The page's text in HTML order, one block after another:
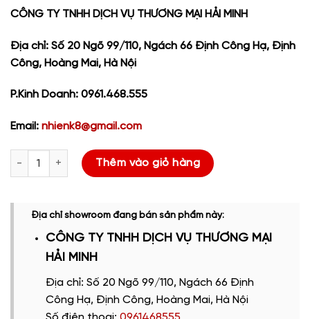
CÔNG TY TNHH DỊCH VỤ THƯƠNG MẠI HẢI MINH
Địa chỉ: Số 20 Ngõ 99/110, Ngách 66 Định Công Hạ, Định
Công, Hoàng Mai, Hà Nội
P.Kinh Doanh: 0961.468.555
Email: nhienk8@gmail.com
Máy Photocopy RICOH IM 3000 (mới 100%) số lượng
Thêm vào giỏ hàng
Địa chỉ showroom đang bán sản phẩm này:
CÔNG TY TNHH DỊCH VỤ THƯƠNG MẠI
HẢI MINH
Địa chỉ: Số 20 Ngõ 99/110, Ngách 66 Định
Công Hạ, Định Công, Hoàng Mai, Hà Nội